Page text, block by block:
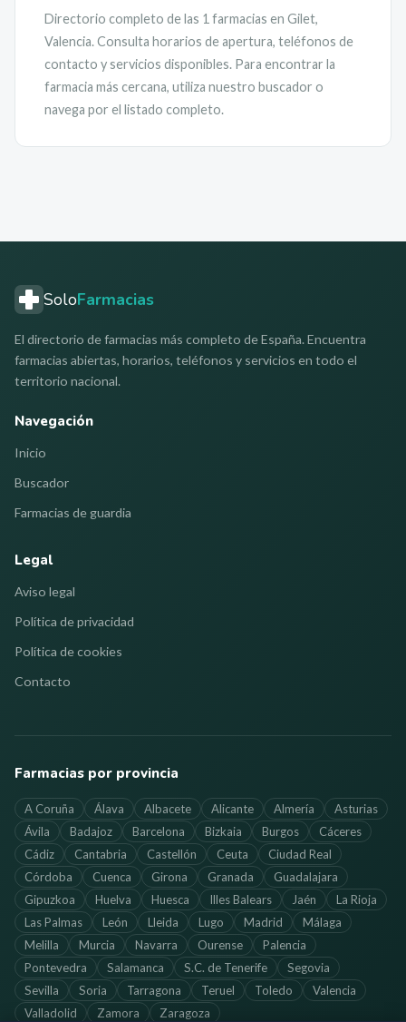
Directorio completo de las 1 farmacias en Gilet,
Valencia. Consulta horarios de apertura, teléfonos de
contacto y servicios disponibles. Para encontrar la
farmacia más cercana, utiliza nuestro buscador o
navega por el listado completo.
SoloFarmacias
El directorio de farmacias más completo de España. Encuentra
farmacias abiertas, horarios, teléfonos y servicios en todo el
territorio nacional.
Navegación
Inicio
Buscador
Farmacias de guardia
Legal
Aviso legal
Política de privacidad
Política de cookies
Contacto
Farmacias por provincia
A Coruña Álava Albacete Alicante Almería
Asturias
Ávila
Badajoz Barcelona Bizkaia Burgos
Cáceres
Cádiz
Cantabria Castellón Ceuta
Ciudad Real
Córdoba
Cuenca Girona Granada
Guadalajara
Gipuzkoa
Huelva Huesca Illes Balears Jaén
La Rioja
Las Palmas
León Lleida Lugo Madrid
Málaga
Melilla
Murcia Navarra Ourense
Palencia
Pontevedra
Salamanca S.C. de Tenerife
Segovia
Sevilla
Soria Tarragona Teruel Toledo
Valencia
Valladolid
Zamora Zaragoza